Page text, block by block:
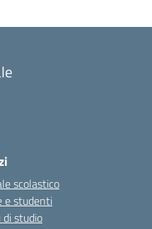
scolastico
e studenti
di studio